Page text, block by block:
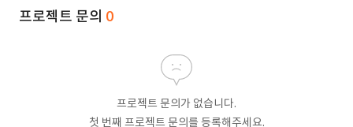
프로젝트 문의 0
프로젝트 문의가 없습니다.
첫 번째 프로젝트 문의를 등록해주세요.